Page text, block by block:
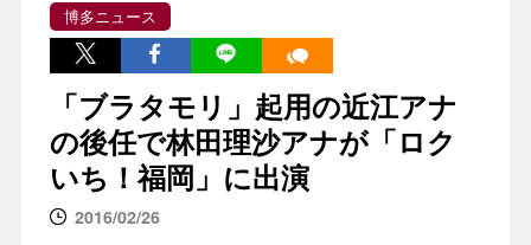
博多ニュース
「ブラタモリ」起用の近江アナ
の後任で林田理沙アナが「ロク
いち！福岡」に出演
2016/02/26